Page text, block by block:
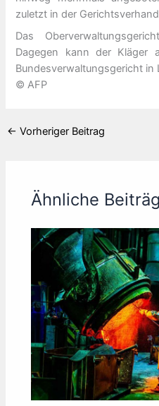
zuletzt in der
Das
Dagegen kann der Kläger
Bundesverwaltungsgericht in
© AFP
← Vorheriger Beitrag
Ähnliche